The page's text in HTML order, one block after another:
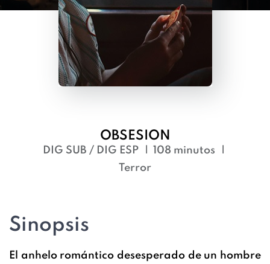
OBSESION
DIG SUB / DIG ESP
108 minutos
Terror
Sinopsis
El anhelo romántico desesperado de un hombre